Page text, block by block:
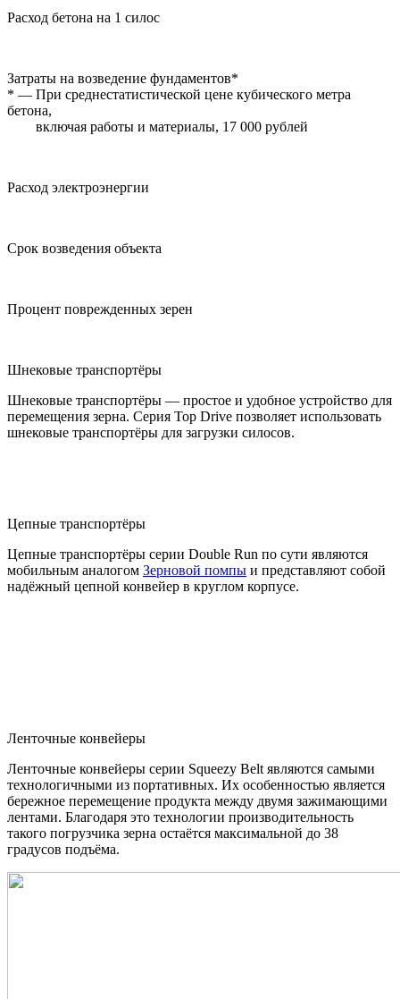
Расход бетона на 1 силос
Затраты на возведение фундаментов*
* — При среднестатистической цене кубического метра
бетона,
включая работы и материалы, 17 000 рублей
Расход электроэнергии
Срок возведения объекта
Процент поврежденных зерен
Шнековые транспортёры
Шнековые транспортёры — простое и удобное устройство для
перемещения зерна. Серия Top Drive позволяет использовать
шнековые транспортёры для загрузки силосов.
Цепные транспортёры
Цепные транспортёры серии Double Run по сути являются
мобильным аналогом Зерновой помпы и представляют собой
надёжный цепной конвейер в круглом корпусе.
Ленточные конвейеры
Ленточные конвейеры серии Squeezy Belt являются самыми
технологичными из портативных. Их особенностью является
бережное перемещение продукта между двумя зажимающими
лентами. Благодаря это технологии производительность
такого погрузчика зерна остаётся максимальной до 38
градусов подъёма.